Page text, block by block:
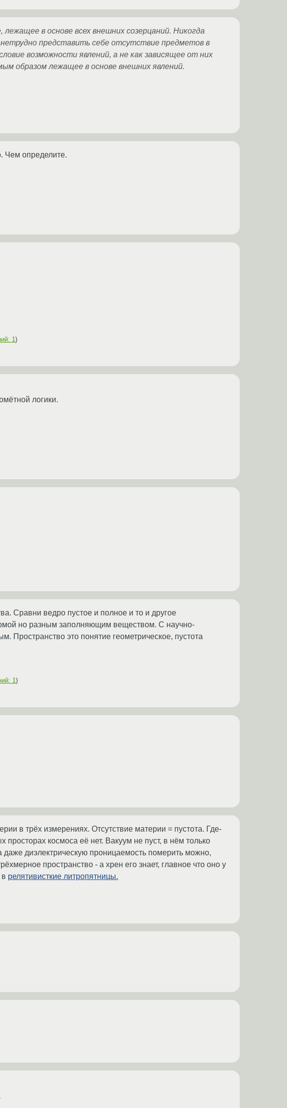
в основе всех внешних созерцаний. Никогда
представить себе отсутствие предметов в
возможности явлений, а не как зависящее от них
образом лежащее в основе внешних явлений.
Чем определите.
1)
логики.
Сравни ведро пустое и полное и то и другое
но разным заполняющим веществом. С научно-
Пространство это понятие геометрическое, пустота
1)
в трёх измерениях. Отсутствие материи = пустота. Где-
космоса её нет. Вакуум не пуст, в нём только
диэлектрическую проницаемость померить можно,
пространство - а хрен его знает, главное что оно у
релятивисткие литропятницы.